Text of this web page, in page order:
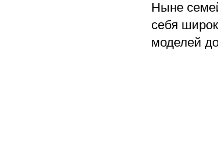
Ныне
себя
моделей